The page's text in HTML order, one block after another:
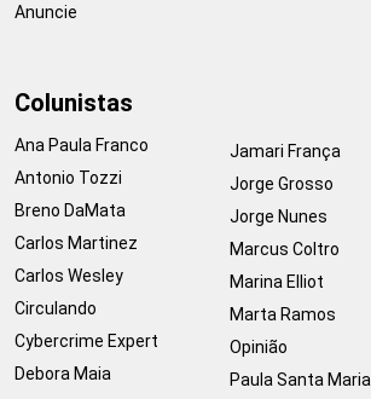
Anuncie
Colunistas
Ana Paula Franco
Antonio Tozzi
Breno DaMata
Carlos Martinez
Carlos Wesley
Circulando
Cybercrime Expert
Debora Maia
Jamari França
Jorge Grosso
Jorge Nunes
Marcus Coltro
Marina Elliot
Marta Ramos
Opinião
Paula Santa Maria